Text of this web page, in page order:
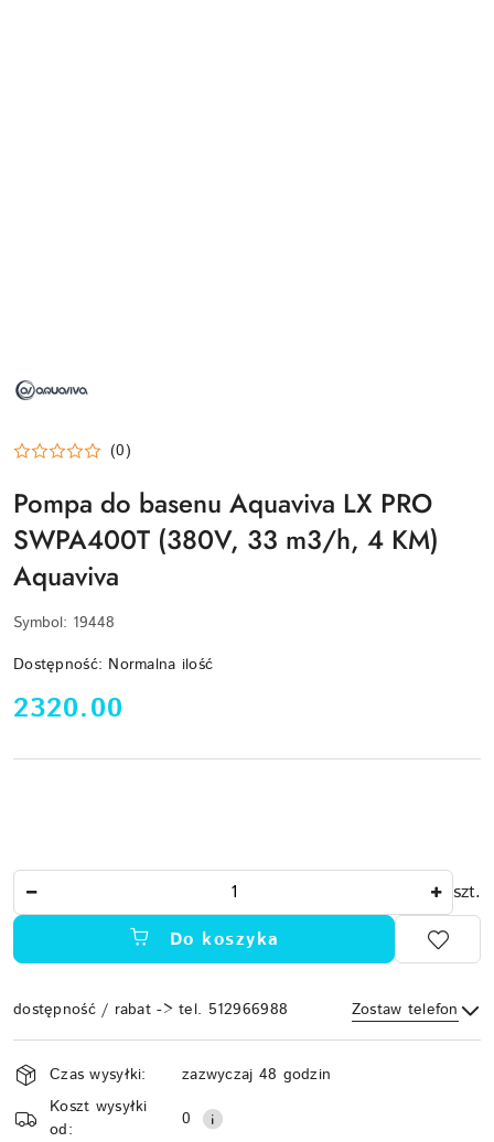
AQUAVIVA
(0)
Pompa do basenu Aquaviva LX PRO
SWPA400T (380V, 33 m3/h, 4 KM)
Aquaviva
Symbol: 19448
Dostępność: Normalna ilość
cena:
2320.00
szt.
Do koszyka
dostępność / rabat -> tel. 512966988 Zostaw telefon
Wyślij
Dostępność
i
dostawa
Czas wysyłki:
zazwyczaj 48 godzin
Koszt wysyłki
od:
0